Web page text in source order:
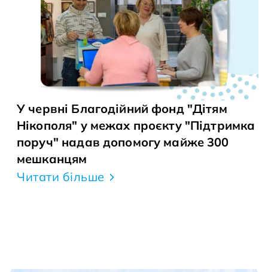
У червні Благодійний фонд "Дітям
Нікополя" у межах проєкту "Підтримка
поруч" надав допомогу майже 300
мешканцям
Читати більше